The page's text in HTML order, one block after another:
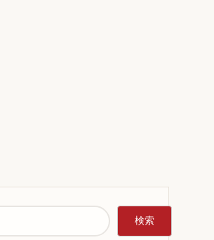
検索